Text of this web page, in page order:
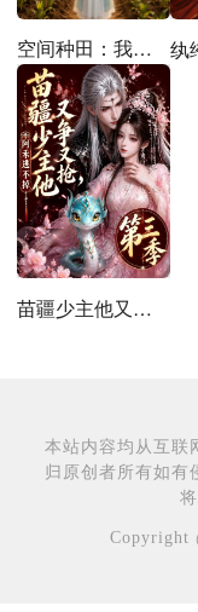
空间种田：我把现代超市搬回古代第一季
苗疆少主他又争又抢，阿禾逃不掉第三季
本站内容均从互联
归原创者所有如有
Copyright